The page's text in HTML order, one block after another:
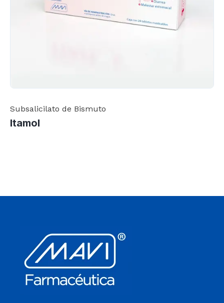
Subsalicilato de Bismuto
Itamol